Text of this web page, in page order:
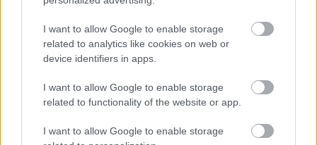
I want to allow Google to enable storage
related to analytics like cookies on web or
device identifiers in apps.
I want to allow Google to enable storage
related to functionality of the website or app.
I want to allow Google to enable storage